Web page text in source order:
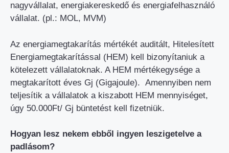
nagyvállalat, energiakereskedő és energiafelhasználó
vállalat. (pl.: MOL, MVM)
Az energiamegtakarítás mértékét auditált, Hitelesített
Energiamegtakarítással (HEM) kell bizonyítaniuk a
kötelezett vállalatoknak. A HEM mértékegysége a
megtakarított éves Gj (Gigajoule). Amennyiben nem
teljesítik a vállalatok a kiszabott HEM mennyiséget,
úgy 50.000Ft/ Gj büntetést kell fizetniük.
Hogyan lesz nekem ebből ingyen leszigetelve a
padlásom?